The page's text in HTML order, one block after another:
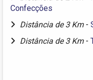
Confecções
Distância de 3 Km -
Distância de 3 Km -